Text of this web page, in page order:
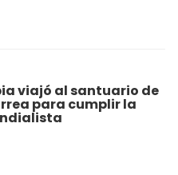
viajó al santuario de
para cumplir la